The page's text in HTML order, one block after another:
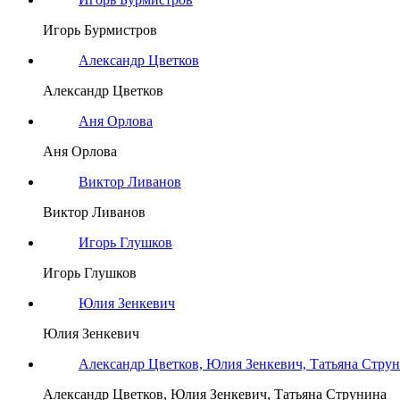
Игорь Бурмистров
Александр Цветков
Александр Цветков
Аня Орлова
Аня Орлова
Виктор Ливанов
Виктор Ливанов
Игорь Глушков
Игорь Глушков
Юлия Зенкевич
Юлия Зенкевич
Александр Цветков, Юлия Зенкевич, Татьяна
Александр Цветков, Юлия Зенкевич, Татьяна Струнина